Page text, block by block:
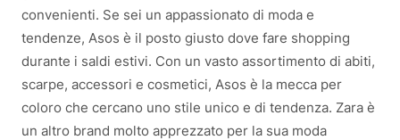
convenienti. Se sei un appassionato di moda e
tendenze, Asos è il posto giusto dove fare shopping
durante i saldi estivi. Con un vasto assortimento di abiti,
scarpe, accessori e cosmetici, Asos è la mecca per
coloro che cercano uno stile unico e di tendenza. Zara è
un altro brand molto apprezzato per la sua moda